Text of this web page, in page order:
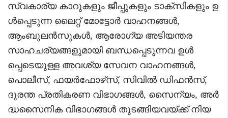
സ്വകാര്യ കാറുകളും ജീപ്പുകളും ടാക്‌സികളും ഉ
ൾപ്പെടുന്ന ലൈറ്റ് മോട്ടോർ വാഹനങ്ങൾ,
ആംബുലൻസുകൾ, ആരോഗ്യ അടിയന്തര
സാഹചര്യങ്ങളുമായി ബന്ധപ്പെടുന്നവ ഉൾ
പ്പെടെയുള്ള അവശ്യ സേവന വാഹനങ്ങൾ,
പൊലീസ്, ഫയർഫോഴ്‌സ്, സിവിൽ ഡിഫൻസ്,
ദുരന്ത പ്രതികരണ വിഭാഗങ്ങൾ, സൈന്യം, അർ
ദ്ധസൈനിക വിഭാഗങ്ങൾ തുടങ്ങിയവയ്ക്ക് നിയ